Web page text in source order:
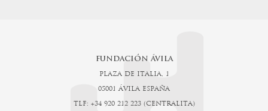
FUNDACIÓN ÁVILA
PLAZA DE ITALIA, 1
05001 ÁVILA ESPAÑA
TLF: +34 920 212 223 (CENTRALITA)